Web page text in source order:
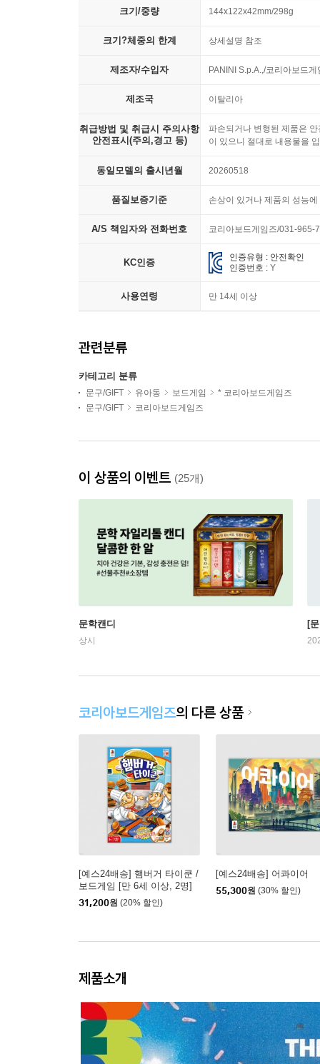
크기/중량 144x122x42mm/298g
크기?체중의 한계 상세설명 참조
제조자/수입자 PANINI S.p.A.,/코리아보드게
제조국 이탈리아
취급방법 및 취급시 주의사항
안전표시(주의,경고 등)
파손되거나 변형된 제품은
이 있으니 절대로 내용물을
동일모델의 출시년월 20260518
품질보증기준 손상이 있거나 제품의 성능
A/S 책임자와 전화번호 코리아보드게임즈/031-965-
KC인증
인증유형 : 안전확인
인증번호 :Y
사용연령 만 14세 이상
관련분류
카테고리 분류
문구/GIFT 유아동 보드게임
* 코리아보드게임즈
문구/GIFT
코리아보드게임즈
이 상품의 이벤트 (25개)
문학캔디
상시
[
코리아보드게임즈의 다른 상품
[예스24배송] 햄버거 타이쿤 /
보드게임 [만 6세 이상, 2명]
31,200원 (20% 할인)
[예스24배송] 어콰이어
55,300원 (30% 할인)
제품소개